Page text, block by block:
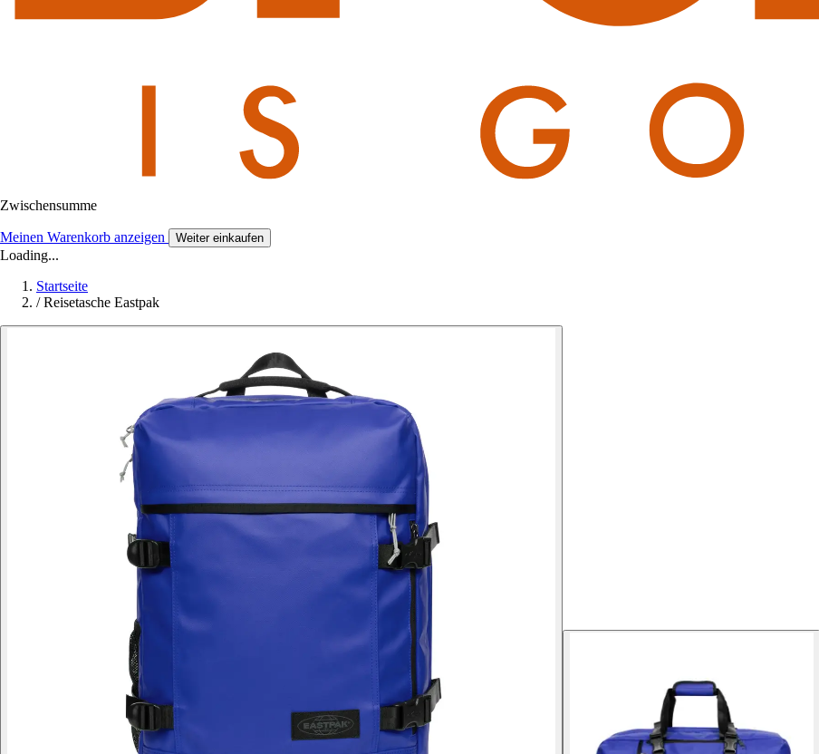
Zwischensumme
Meinen Warenkorb anzeigen Weiter einkaufen
Loading...
Startseite
/ Reisetasche Eastpak